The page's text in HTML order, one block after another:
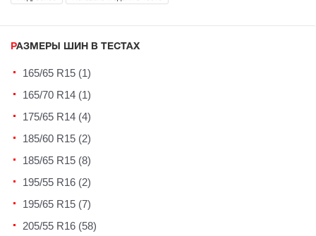
РАЗМЕРЫ ШИН В ТЕСТАХ
165/65 R15 (1)
165/70 R14 (1)
175/65 R14 (4)
185/60 R15 (2)
185/65 R15 (8)
195/55 R16 (2)
195/65 R15 (7)
205/55 R16 (58)